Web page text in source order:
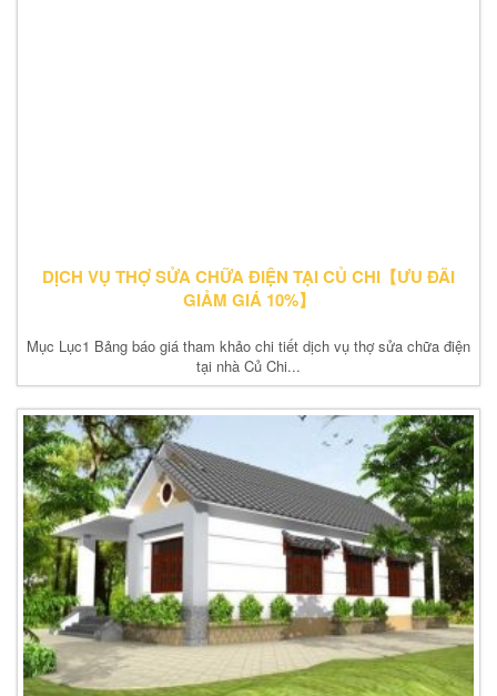
DỊCH VỤ THỢ SỬA CHỮA ĐIỆN TẠI CỦ CHI【ƯU ĐÃI
GIẢM GIÁ 10%】
Mục Lục1 Bảng báo giá tham khảo chi tiết dịch vụ thợ sửa chữa điện
tại nhà Củ Chi...